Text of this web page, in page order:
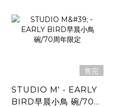
售完
STUDIO M' - EARLY
BIRD早晨小鳥 碗/70周